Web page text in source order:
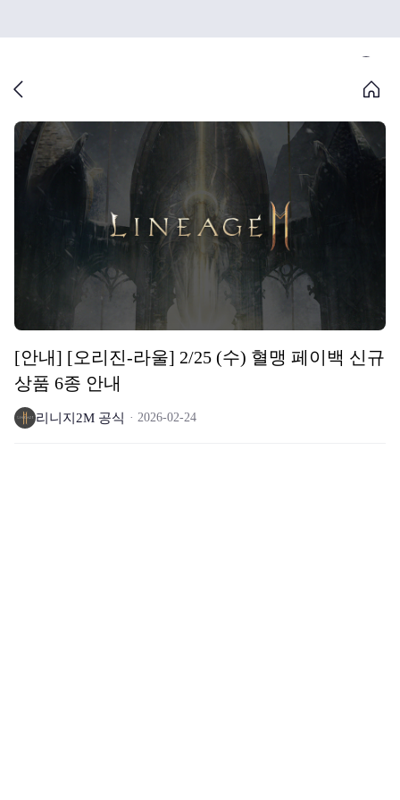
[안내] [오리진-라울] 2/25 (수) 혈맹 페이백 신규
상품 6종 안내
리니지2M 공식 2026-02-24